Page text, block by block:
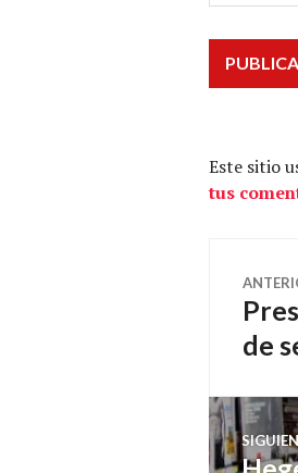
Este sitio
tus
dede